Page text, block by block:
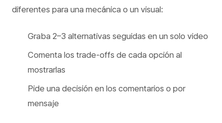
diferentes para una mecánica o un visual:
Graba 2–3 alternativas seguidas en un solo video
Comenta los trade-offs de cada opción al
mostrarlas
Pide una decisión en los comentarios o por
mensaje